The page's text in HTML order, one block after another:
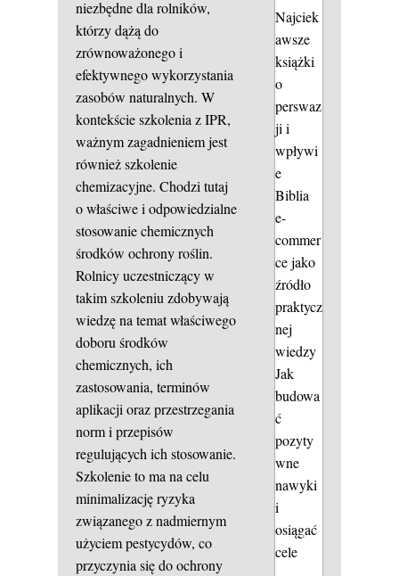
niezbędne dla rolników,
którzy dążą do
zrównoważonego i
efektywnego wykorzystania
zasobów naturalnych. W
kontekście szkolenia z IPR,
ważnym zagadnieniem jest
również szkolenie
chemizacyjne. Chodzi tutaj
o właściwe i odpowiedzialne
stosowanie chemicznych
środków ochrony roślin.
Rolnicy uczestniczący w
takim szkoleniu zdobywają
wiedzę na temat właściwego
doboru środków
chemicznych, ich
zastosowania, terminów
aplikacji oraz przestrzegania
norm i przepisów
regulujących ich stosowanie.
Szkolenie to ma na celu
minimalizację ryzyka
związanego z nadmiernym
użyciem pestycydów, co
przyczynia się do ochrony
Najciek
awsze
książki
o
perswaz
ji i
wpływi
e
Biblia
e-
commer
ce jako
źródło
praktycz
nej
wiedzy
Jak
budowa
ć
pozyty
wne
nawyki
i
osiągać
cele